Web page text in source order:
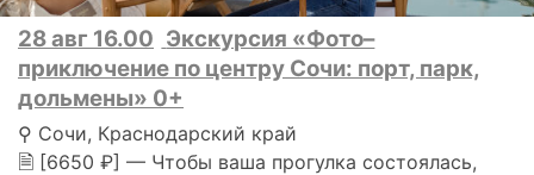
28 авг 16.00 Экскурсия «Фото–
приключение по центру Сочи: порт, парк,
дольмены» 0+
⚲ Сочи, Краснодарский край
🗎 [6650 ₽] — Чтобы ваша прогулка состоялась,